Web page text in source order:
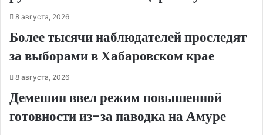
8 августа, 2026
Более тысячи наблюдателей проследят
за выборами в Хабаровском крае
8 августа, 2026
Демешин ввел режим повышенной
готовности из-за паводка на Амуре